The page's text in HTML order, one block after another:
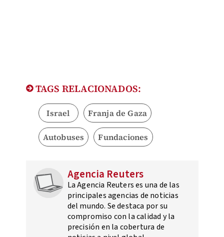
TAGS RELACIONADOS:
Israel Franja de Gaza
Autobuses Fundaciones
Agencia Reuters
La Agencia Reuters es una de las
principales agencias de noticias
del mundo. Se destaca por su
compromiso con la calidad y la
precisión en la cobertura de